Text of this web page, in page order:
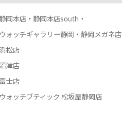
岡本店・静岡本店south・
ォッチギャラリー静岡・静岡メガネ店
松店
津店
士店
ォッチブティック 松坂屋静岡店